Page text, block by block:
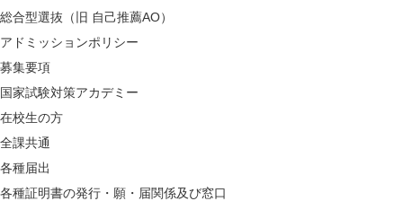
総合型選抜（旧 自己推薦AO）
アドミッションポリシー
募集要項
国家試験対策アカデミー
在校生の方
全課共通
各種届出
各種証明書の発行・願・届関係及び窓口